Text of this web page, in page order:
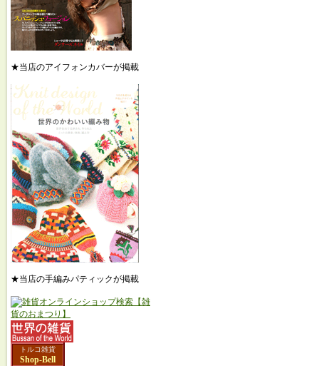
★当店のアイフォンカバーが掲載
★当店の手編みパティックが掲載
トルコ雑貨
Shop-Bell